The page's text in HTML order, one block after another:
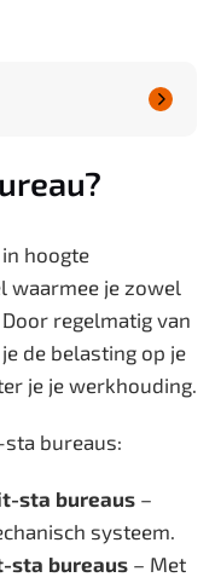

hoogte
waarmee je zowel
regelmatig van
de belasting op je
je je werkhouding.
bureaus:
sta bureaus–
systeem.
sta bureaus– Met